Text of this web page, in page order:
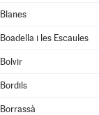
Blanes
Boadella i les Escaules
Bolvir
Bordils
Borrassà